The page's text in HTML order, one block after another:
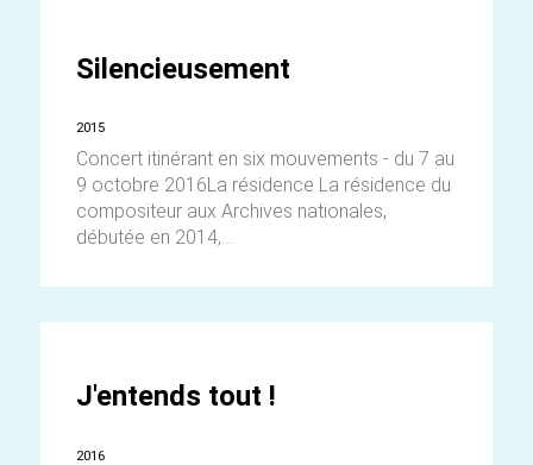
Silencieusement
2015
Concert itinérant en six mouvements - du 7 au
9 octobre 2016La résidence La résidence du
compositeur aux Archives nationales,
débutée en 2014,...
J'entends tout !
2016